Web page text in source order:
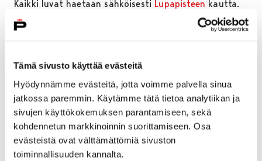
Tämä sivusto käyttää evästeitä
Hyödynnämme evästeitä, jotta voimme palvella sinua
jatkossa paremmin. Käytämme tätä tietoa analytiikan ja
sivujen käyttökokemuksen parantamiseen, sekä
kohdennetun markkinoinnin suorittamiseen. Osa
evästeistä ovat välttämättömiä sivuston
toiminnallisuuden kannalta.
Kaikki luvat haetaan sähköisesti Lupapisteen kautta.
Pääsuunnittelija varaa ajan ja käy esittelemässä
rakennussuunnitelmat lupakäsittelijälle ennen
puhelimitse tai sähköpostilla suoraan
Lupapisteen ohjeet
Suunnittelijat